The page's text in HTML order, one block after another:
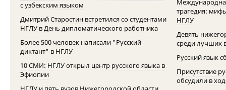
с узбекским языком
Дмитрий Старостин встретился со студентами
НГЛУ в День дипломатического работника
Более 500 человек написали "Русский
диктант" в НГЛУ
10 СМИ: НГЛУ открыл центр русского языка в
Эфиопии
трагедия:
НГЛУ
Девять
среди лучших
Русский язык
Присутствие
обсудили в